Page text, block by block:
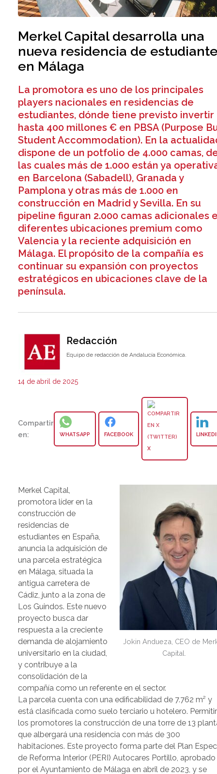
Merkel Capital desarrolla una
nueva residencia de
en Málaga
La promotora es uno de los principales
players nacionales en residencias de
estudiantes, dónde tiene previsto invertir
hasta 400 millones € en PBSA (Purpose
Student Accommodation). En la
dispone de un potfolio de 4.000 camas,
las cuales más de 1.000 están ya
en Barcelona (Sabadell), Granada y
Pamplona y otras más de 1.000 en
construcción en Madrid y Sevilla. En su
pipeline figuran 2.000 camas adicionales
diferentes ubicaciones premium como
Valencia y la reciente adquisición en
Málaga. El propósito de la compañía es
continuar su expansión con proyectos
estratégicos en ubicaciones clave de la
península.
Redacción
Equipo de redacción de Andalucía Económica.
14 de abril de 2025
Compartir
en:
WHATSAPP FACEBOOK
X
Jokin Andueza, CEO de
Capital.
Merkel Capital,
promotora líder en la
construcción de
residencias de
estudiantes en España,
anuncia la adquisición de
una parcela estratégica
en Málaga, situada la
antigua carretera de
Cádiz, junto a la zona de
Los Guindos. Este nuevo
proyecto busca dar
respuesta a la creciente
demanda de alojamiento
universitario en la ciudad,
y contribuye a la
consolidación de la
compañía como un referente en el sector.
La parcela cuenta con una edificabilidad de 7.762 m² y
está clasificada como suelo terciario u hotelero.
los promotores la construcción de una torre de 13
que albergará una residencia con más de 300
habitaciones. Este proyecto forma parte del Plan
de Reforma Interior (PERI) Autocares Portillo, aprobado
por el Ayuntamiento de Málaga en abril de 2023, y se